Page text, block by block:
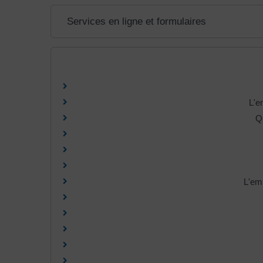
Services en ligne et formulaires